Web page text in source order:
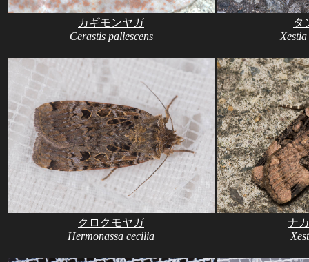
カギモンヤガ
Cerastis pallescens
タ
クロクモヤガ
Hermonassa cecilia
ナ